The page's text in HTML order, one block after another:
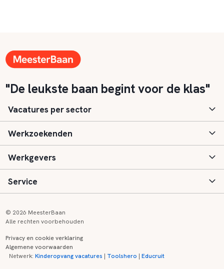
"De leukste baan begint voor de klas"
Vacatures per sector
Basisonderwijs
Speciaal (basis) onderwijs
Voortgezet onderwijs
Kinderopvang
Werkzoekenden
Aanmelden
Vacatures
Zij-instroom informatie
Werkgevers
Inloggen
Registreren
Service
Onderwijs links
© 2026 MeesterBaan
Alle rechten voorbehouden
Privacy en cookie verklaring
Algemene voorwaarden
Netwerk:Kinderopvang vacatures | Toolshero |Educruit